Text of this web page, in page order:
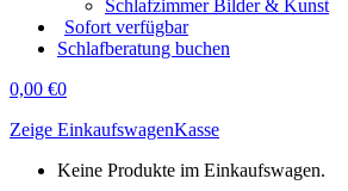
Schlafzimmer Bilder & Kunst
Sofort verfügbar
Schlafberatung buchen
0,00 €0
Zeige EinkaufswagenKasse
Keine Produkte im Einkaufswagen.